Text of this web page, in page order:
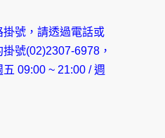
號，請透過電話或
號(02)2307-6978，
09:00 ~ 21:00 / 週